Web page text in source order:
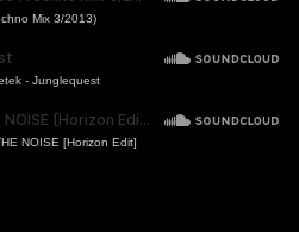
Mix 3/2013)
- Junglequest
NOISE [Horizon Edit]